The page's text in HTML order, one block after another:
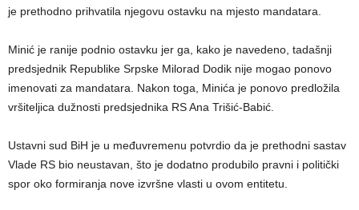
je prethodno prihvatila njegovu ostavku na mjesto mandatara.
Minić je ranije podnio ostavku jer ga, kako je navedeno, tadašnji
predsjednik Republike Srpske Milorad Dodik nije mogao ponovo
imenovati za mandatara. Nakon toga, Minića je ponovo predložila
vršiteljica dužnosti predsjednika RS Ana Trišić-Babić.
Ustavni sud BiH je u međuvremenu potvrdio da je prethodni sastav
Vlade RS bio neustavan, što je dodatno produbilo pravni i politički
spor oko formiranja nove izvršne vlasti u ovom entitetu.